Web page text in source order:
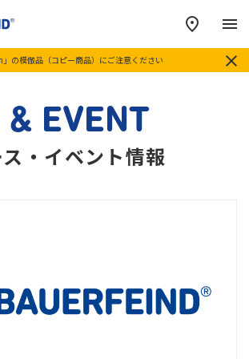
」の模倣品（コピー商品）にご注意ください
メ
& EVENT
・イベント情報